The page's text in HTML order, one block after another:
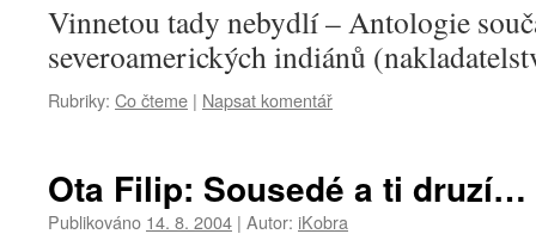
Vinnetou tady nebydlí – Antologie
severoamerických indiánů
Rubriky: Co čteme | Napsat komentář
Ota Filip: Sousedé a ti druzí…
Publikováno 14. 8. 2004 | Autor: iKobra